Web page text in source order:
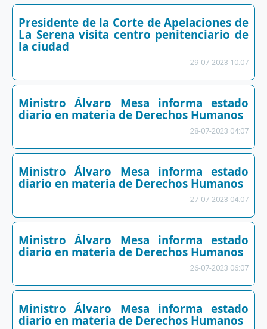
Presidente de la Corte de Apelaciones de
La Serena visita centro penitenciario de
la ciudad
29-07-2023 10:07
Ministro Álvaro Mesa informa estado
diario en materia de Derechos Humanos
28-07-2023 04:07
Ministro Álvaro Mesa informa estado
diario en materia de Derechos Humanos
27-07-2023 04:07
Ministro Álvaro Mesa informa estado
diario en materia de Derechos Humanos
26-07-2023 06:07
Ministro Álvaro Mesa informa estado
diario en materia de Derechos Humanos